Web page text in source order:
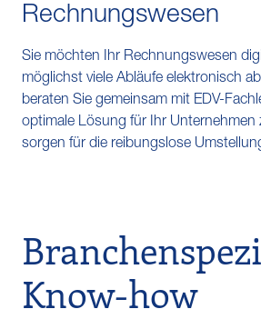
Rechnungswesen
Sie möchten Ihr Rechnungswesen
möglichst viele Abläufe elektronisch
beraten Sie gemeinsam mit EDV-
optimale Lösung für Ihr Unternehmen
sorgen für die reibungslose
Know-how